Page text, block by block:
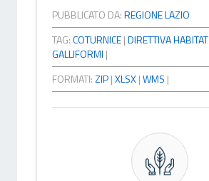
PUBBLICATO DA:REGIONE LAZIO
TAG:COTURNICE|DIRETTIVA HABITAT
GALLIFORMI |
FORMATI:ZIP|XLSX|WMS |